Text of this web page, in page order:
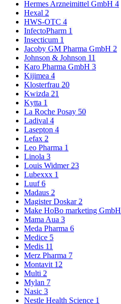
Hermes Arzneimittel GmbH 4
Hexal 2
HWS-OTC 4
InfectoPharm 1
Insecticum 1
Jacoby GM Pharma GmbH 2
Johnson & Johnson 11
Karo Pharma GmbH 3
Kijimea 4
Klosterfrau 20
Kwizda 21
Kytta 1
La Roche Posay 50
Ladival 4
Lasepton 4
Lefax 2
Leo Pharma 1
Linola 3
Louis Widmer 23
Lubexxx 1
Luuf6
Madaus 2
Magister Doskar 2
Make HoBo marketing GmbH
Mama Aua 3
Meda Pharma 6
Medice 5
Medis 11
Merz Pharma 7
Montavit 12
Multi 2
Mylan 7
Nasic 3
Nestle Health Science 1